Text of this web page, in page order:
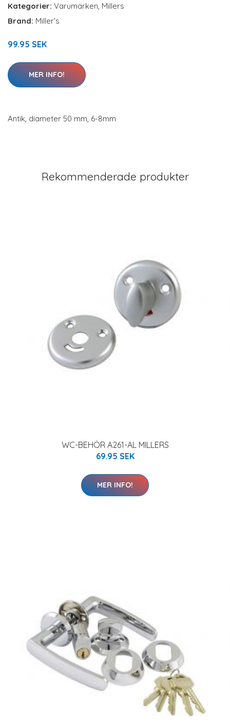
Kategorier: Varumärken, Millers
Brand: Miller's
99.95 SEK
MER INFO!
Antik, diameter 50 mm, 6-8mm
Rekommenderade produkter
WC-BEHÖR A261-AL MILLERS
69.95 SEK
MER INFO!